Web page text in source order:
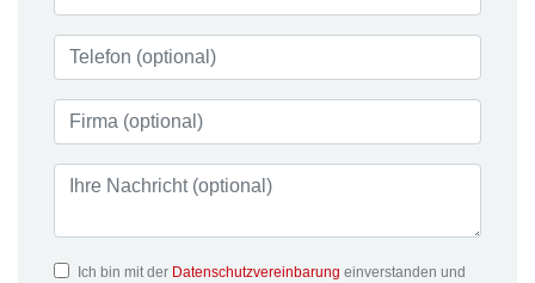
Ich bin mit der Datenschutzvereinbarung einverstanden und